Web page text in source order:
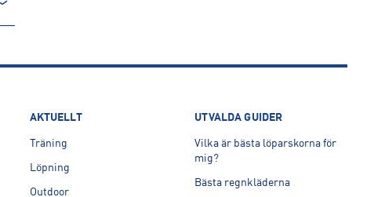
AKTUELLT
Träning
Löpning
Outdoor
UTVALDA GUIDER
Vilka är bästa löparskorna för
mig?
Bästa regnkläderna